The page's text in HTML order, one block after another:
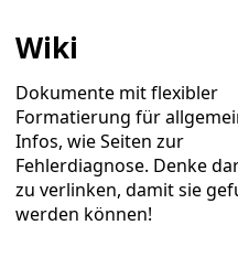
Wiki
Dokumente mit flexibler
Formatierung für
Infos, wie Seiten zur
Fehlerdiagnose. Denke
zu verlinken, damit sie
werden können!